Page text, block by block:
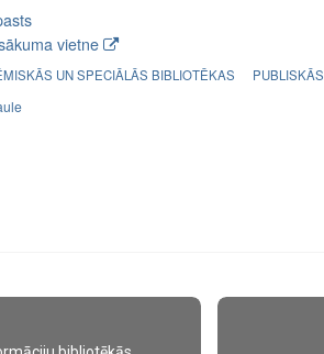
vietne
UN SPECIĀLĀS BIBLIOTĒKAS